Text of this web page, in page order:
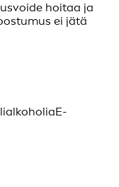
hoitaa ja
ei jätä
E-